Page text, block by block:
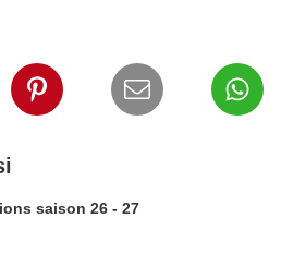
saison 26 - 27